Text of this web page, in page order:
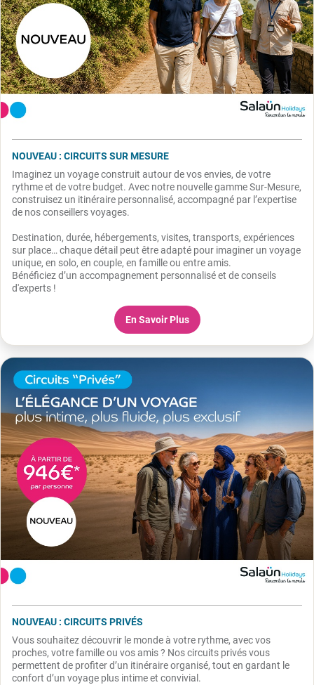
NOUVEAU : CIRCUITS SUR MESURE
Imaginez un voyage construit autour de vos envies, de votre
rythme et de votre budget. Avec notre nouvelle gamme Sur-Mesure,
construisez un itinéraire personnalisé, accompagné par l’expertise
de nos conseillers voyages.
Destination, durée, hébergements, visites, transports, expériences
sur place… chaque détail peut être adapté pour imaginer un voyage
unique, en solo, en couple, en famille ou entre amis.
Bénéficiez d’un accompagnement personnalisé et de conseils
d'experts !
En Savoir Plus
NOUVEAU : CIRCUITS PRIVÉS
Vous souhaitez découvrir le monde à votre rythme, avec vos
proches, votre famille ou vos amis ? Nos circuits privés vous
permettent de profiter d’un itinéraire organisé, tout en gardant le
confort d’un voyage plus intime et convivial.